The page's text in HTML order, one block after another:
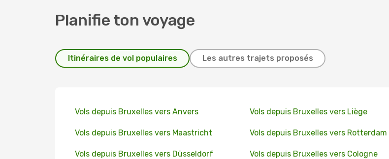
Planifie ton voyage
Itinéraires de vol populaires Les autres trajets proposés
Vols depuis Bruxelles vers Anvers Vols depuis Bruxelles vers Liège
Vols depuis Bruxelles vers Maastricht Vols depuis Bruxelles vers Rotterdam
Vols depuis Bruxelles vers Düsseldorf Vols depuis Bruxelles vers Cologne